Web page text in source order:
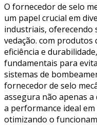
O fornecedor de selo
um papel crucial em
industriais, oferecendo
vedação. com
eficiência e
fundamentais para
sistemas de
fornecedor de selo
assegura não apenas
a performance ideal
otimizando o